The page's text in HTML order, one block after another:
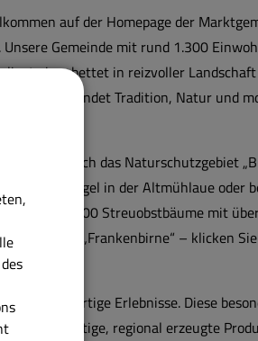
auf der Homepage der
Unsere Gemeinde mit rund 1.300
liegt eingebettet in reizvoller Landschaft
und verbindet Tradition, Natur und
durch das Naturschutzgebiet
seltener Vögel in der Altmühlaue oder
über 1.300 Streuobstbäume mit
der „Frankenbirne“ – klicken
einzigartige Erlebnisse. Diese
hochwertige, regional erzeugte